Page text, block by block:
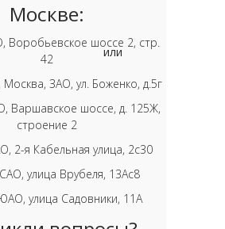
Москве:
Воробьевское шоссе 2, стр.
42
ЗАО, ул. Боженко, д.5г
Варшавское шоссе, д. 125Ж,
строение 2
2-я Кабельная улица, 2с30
улица Врубеля, 13Ас8
улица Садовники, 11А
или